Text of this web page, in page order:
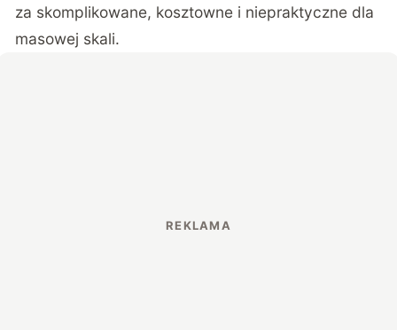
za skomplikowane, kosztowne i niepraktyczne dla
masowej skali.